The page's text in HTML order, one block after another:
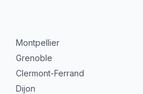
Montpellier
Grenoble
Clermont-Ferrand
Dijon